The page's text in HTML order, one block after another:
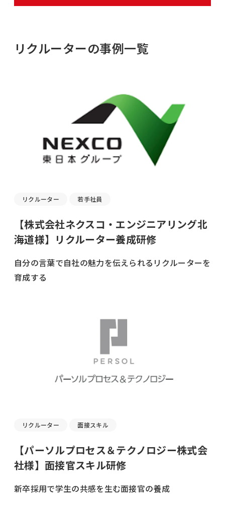
リクルーターの事例一覧
リクルーター 若手社員
【株式会社ネクスコ・エンジニアリング北
海道様】リクルーター養成研修
自分の言葉で自社の魅力を伝えられるリクルーターを
育成する
リクルーター 面接スキル
【パーソルプロセス＆テクノロジー株式会
社様】面接官スキル研修
新卒採用で学生の共感を生む面接官の養成